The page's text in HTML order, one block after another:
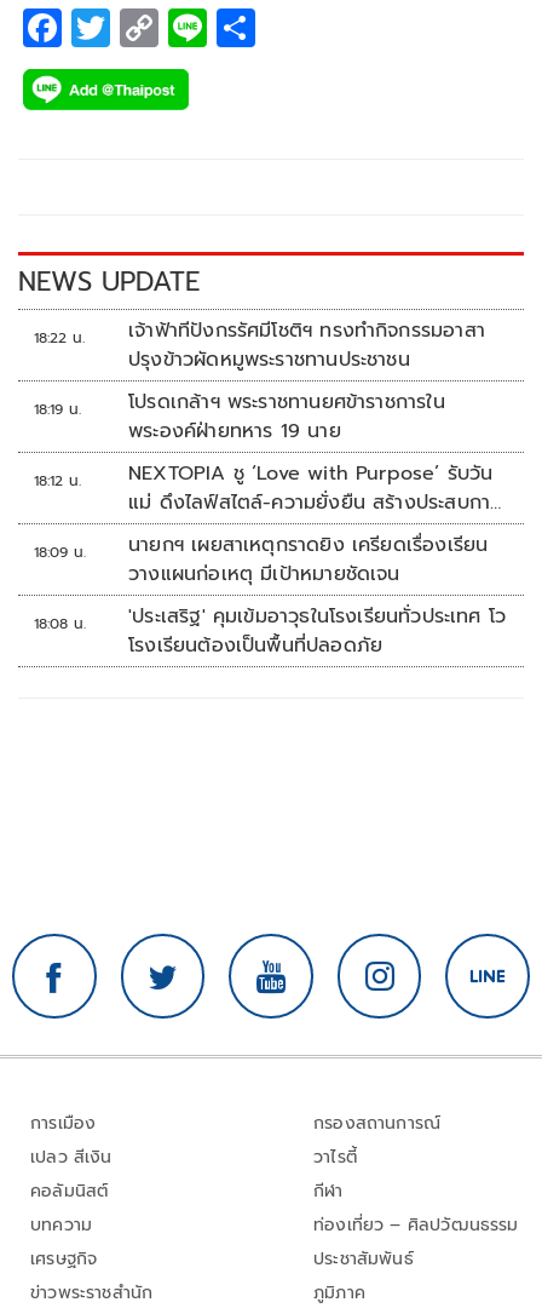
F
ac
e
k
T
wi
tt
C
o
p
k
Li
NEWS UPDATE
18:22 น.
เจ้าฟ้าทีปังกรรัศมีโชติฯ ทรงทำกิจกรรมอาสา
ปรุงข้าวผัดหมูพระราชทานประชาชน
18:19 น.
โปรดเกล้าฯ พระราชทานยศข้าราชการใน
พระองค์ฝ่ายทหาร 19 นาย
18:12 น.
NEXTOPIA ชู ‘Love with Purpose’ รับวัน
แม่ ดึงไลฟ์สไตล์-ความยั่งยืน สร้างประสบกา
รณ์ช้อปปิงมีความหมาย
18:09 น.
นายกฯ เผยสาเหตุกราดยิง เครียดเรื่องเรียน
วางแผนก่อเหตุ มีเป้าหมายชัดเจน
18:08 น.
'ประเสริฐ' คุมเข้มอาวุธในโรงเรียนทั่วประเทศ โว
โรงเรียนต้องเป็นพื้นที่ปลอดภัย
การเมือง
เปลว สีเงิน
คอลัมนิสต์
บทความ
เศรษฐกิจ
ข่าวพระราชสำนัก
กรองสถานการณ์
วาไรตี้
กีฬา
ท่องเที่ยว – ศิลปวัฒนธรรม
ประชาสัมพันธ์
ภูมิภาค